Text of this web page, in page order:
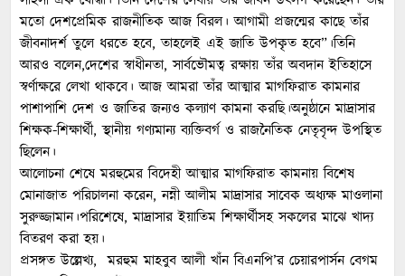
মতো দেশপ্রেমিক রাজনীতিক আজ বিরল। আগামী প্রজন্মের কাছে তাঁর
জীবনাদর্শ তুলে ধরতে হবে, তাহলেই এই জাতি উপকৃত হবে”।তিনি
আরও বলেন,দেশের স্বাধীনতা, সার্বভৌমত্ব রক্ষায় তাঁর অবদান ইতিহাসে
স্বর্ণাক্ষরে লেখা থাকবে। আজ আমরা তাঁর আত্মার মাগফিরাত কামনার
পাশাপাশি দেশ ও জাতির জন্যও কল্যাণ কামনা করছি।অনুষ্ঠানে মাদ্রাসার
শিক্ষক-শিক্ষার্থী, স্থানীয় গণ্যমান্য ব্যক্তিবর্গ ও রাজনৈতিক নেতৃবৃন্দ উপস্থিত
ছিলেন।
আলোচনা শেষে মরহুমের বিদেহী আত্মার মাগফিরাত কামনায় বিশেষ
মোনাজাত পরিচালনা করেন, নন্নী আলীম মাদ্রাসার সাবেক অধ্যক্ষ মাওলানা
সুরুজ্জামান।পরিশেষে, মাদ্রাসার ইয়াতিম শিক্ষার্থীসহ সকলের মাঝে খাদ্য
বিতরণ করা হয়।
প্রসঙ্গত উল্লেখ্য, মরহুম মাহবুব আলী খাঁন বিএনপি’র চেয়ারপার্সন বেগম